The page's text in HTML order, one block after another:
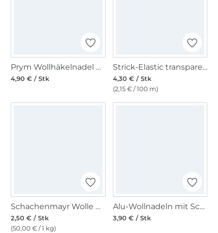
Prym Wollhäkelnadel Soft Griff 3,5 mm
4,90 € / Stk
Strick-Elastic transparent
4,30 € / Stk
(2,15 € / 100 m)
Schachenmayr Wolle Bravo uni 50 g hellgrau meliert
2,50 € / Stk
(50,00 € / 1 kg)
Alu-Wollnadeln mit Schlaufe, 3 Stück, sortiert
3,90 € / Stk